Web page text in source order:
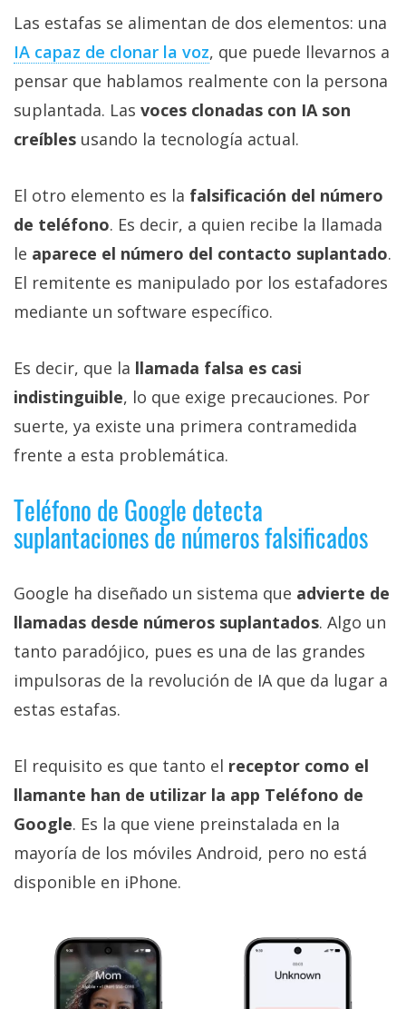
Las estafas se alimentan de dos elementos: una
IA capaz de clonar la voz‎, que puede llevarnos a
pensar que hablamos realmente con la persona
suplantada. Las voces clonadas con IA son
creíbles usando la tecnología actual.
El otro elemento es la falsificación del número
de teléfono. Es decir, a quien recibe la llamada
le aparece el número del contacto suplantado.
El remitente es manipulado por los estafadores
mediante un software específico.
Es decir, que la llamada falsa es casi
indistinguible, lo que exige precauciones. Por
suerte, ya existe una primera contramedida
frente a esta problemática.
Teléfono de Google detecta
suplantaciones de números falsificados
Google ha diseñado un sistema que advierte de
llamadas desde números suplantados. Algo un
tanto paradójico, pues es una de las grandes
impulsoras de la revolución de IA que da lugar a
estas estafas.
El requisito es que tanto el receptor como el
llamante han de utilizar la app Teléfono de
Google. Es la que viene preinstalada en la
mayoría de los móviles Android, pero no está
disponible en iPhone.